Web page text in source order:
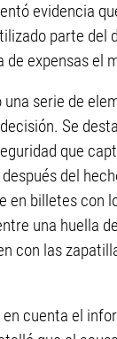
evidencia
parte del
de expensas el
serie de
Se
que
del
en billetes con
una huella
con las
cuenta el